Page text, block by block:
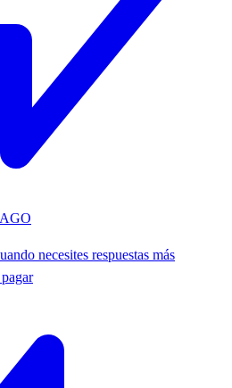
necesites respuestas más